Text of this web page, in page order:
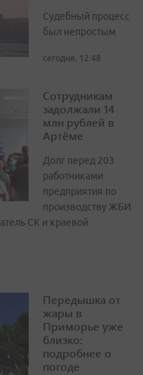
Судебный процесс
был непростым
сегодня, 12:48
Сотрудникам
задолжали 14
млн рублей в
Артёме
Долг перед 203
работниками
предприятия по
производству ЖБИ
СК и краевой
Передышка от
жары в
Приморье уже
близко:
подробнее о
погоде